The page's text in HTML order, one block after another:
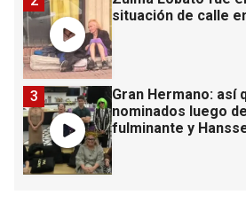
situación de calle
Gran Hermano: así
nominados luego
fulminante y
3